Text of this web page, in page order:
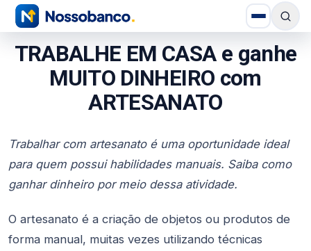
TRABALHE EM CASA e ganhe
MUITO DINHEIRO com
ARTESANATO
Trabalhar com artesanato é uma oportunidade ideal
para quem possui habilidades manuais. Saiba como
ganhar dinheiro por meio dessa atividade.
O artesanato é a criação de objetos ou produtos de
forma manual, muitas vezes utilizando técnicas